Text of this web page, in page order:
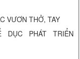
VƯƠN THỞ, TAY
DỤC PHÁT TRIỂN